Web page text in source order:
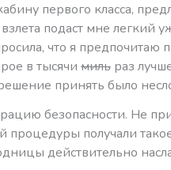
первого класса,
подаст мне легкий
что я предпочитаю
в тысячи миль раз
принять было
безопасности. Не
процедуры получали
действительно